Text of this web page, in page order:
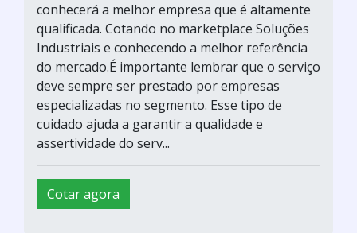
conhecerá a melhor empresa que é altamente
qualificada. Cotando no marketplace Soluções
Industriais e conhecendo a melhor referência
do mercado.É importante lembrar que o serviço
deve sempre ser prestado por empresas
especializadas no segmento. Esse tipo de
cuidado ajuda a garantir a qualidade e
assertividade do serv...
Cotar agora